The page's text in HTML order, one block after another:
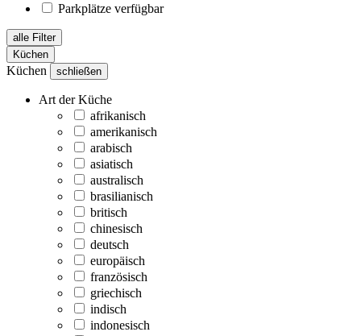
Parkplätze verfügbar
alle Filter
Küchen
Küchen schließen
Art der Küche
afrikanisch
amerikanisch
arabisch
asiatisch
australisch
brasilianisch
britisch
chinesisch
deutsch
europäisch
französisch
griechisch
indisch
indonesisch